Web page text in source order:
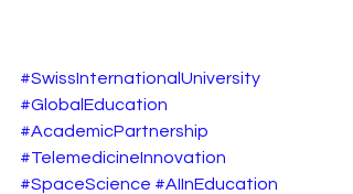
#SwissInternationalUniversity
#GlobalEducation
#AcademicPartnership
#TelemedicineInnovation
#SpaceScience #AIInEducation